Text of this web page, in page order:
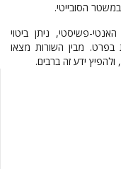
הסובייטי.
פשיסטי, ניתן ביטוי
בפרט. מבין השורות מצאו
ידע זה ברבים.